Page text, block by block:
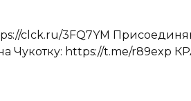
clck.ru/3FQ7YM
Чукотку: https://t.me/r89exp